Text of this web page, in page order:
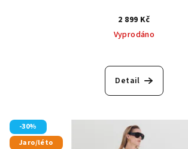
2 899 Kč
Vyprodáno
Detail
-30%
Jaro/léto